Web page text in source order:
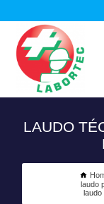
LAUDO
laudo